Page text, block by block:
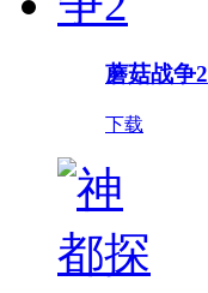
蘑菇战争2
下载